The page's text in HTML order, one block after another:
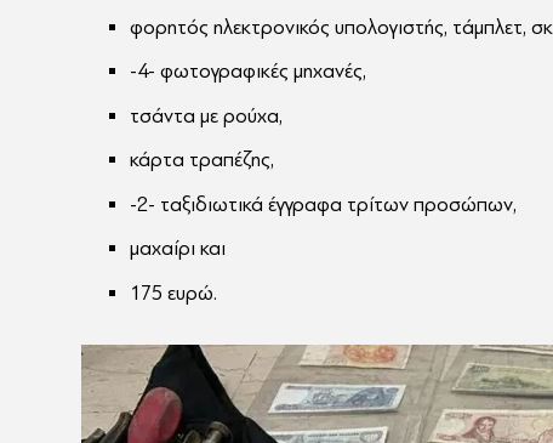
φορητός ηλεκτρονικός υπολογιστής, τάμπλετ,
-4- φωτογραφικές μηχανές,
τσάντα με ρούχα,
κάρτα τραπέζης,
-2- ταξιδιωτικά έγγραφα τρίτων προσώπων,
μαχαίρι και
175 ευρώ.